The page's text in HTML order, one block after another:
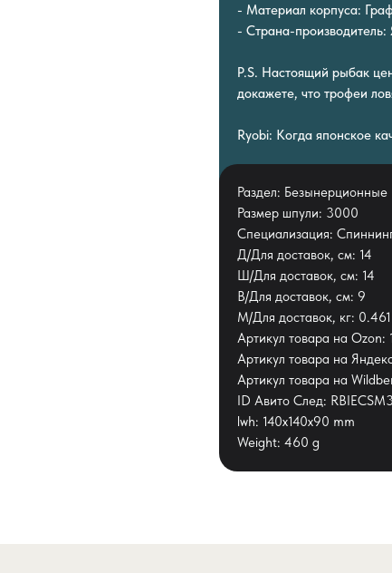
- Материал корпуса:
- Страна-
P.S. Настоящий рыбак
докажете, что трофеи
Ryobi: Когда японское
Раздел: Безынерционные
Размер шпули: 3000
Специализация:
Д/Для доставок, см: 14
Ш/Для доставок, см: 14
В/Для доставок, см: 9
М/Для доставок, кг: 0.461
Артикул товара на
Артикул товара на
Артикул товара на
ID Авито След:
lwh: 140x140x90 mm
Weight: 460 g